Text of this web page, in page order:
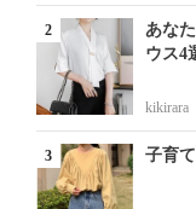
あな
ウス4
kikirara
子育